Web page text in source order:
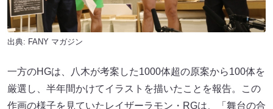
出典: FANY マガジン
一方のHGは、八木が考案した1000体超の原案から100体を
厳選し、半年間かけてイラストを描いたことを報告。この
作画の様子を見ていたレイザーラモン・RGは、「舞台の合